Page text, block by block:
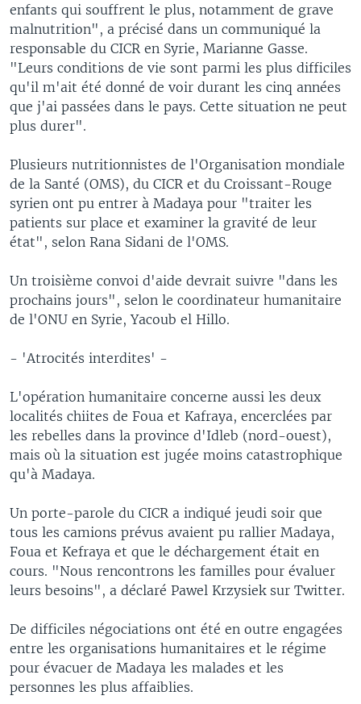
enfants qui souffrent le plus, notamment de grave
malnutrition", a précisé dans un communiqué la
responsable du CICR en Syrie, Marianne Gasse.
"Leurs conditions de vie sont parmi les plus difficiles
qu'il m'ait été donné de voir durant les cinq années
que j'ai passées dans le pays. Cette situation ne peut
plus durer".
Plusieurs nutritionnistes de l'Organisation mondiale
de la Santé (OMS), du CICR et du Croissant-Rouge
syrien ont pu entrer à Madaya pour "traiter les
patients sur place et examiner la gravité de leur
état", selon Rana Sidani de l'OMS.
Un troisième convoi d'aide devrait suivre "dans les
prochains jours", selon le coordinateur humanitaire
de l'ONU en Syrie, Yacoub el Hillo.
- 'Atrocités interdites' -
L'opération humanitaire concerne aussi les deux
localités chiites de Foua et Kafraya, encerclées par
les rebelles dans la province d'Idleb (nord-ouest),
mais où la situation est jugée moins catastrophique
qu'à Madaya.
Un porte-parole du CICR a indiqué jeudi soir que
tous les camions prévus avaient pu rallier Madaya,
Foua et Kefraya et que le déchargement était en
cours. "Nous rencontrons les familles pour évaluer
leurs besoins", a déclaré Pawel Krzysiek sur Twitter.
De difficiles négociations ont été en outre engagées
entre les organisations humanitaires et le régime
pour évacuer de Madaya les malades et les
personnes les plus affaiblies.